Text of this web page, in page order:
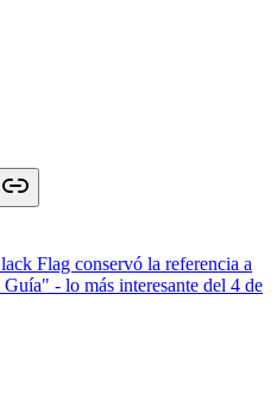
Flag conservó la referencia a
- lo más interesante del 4 de